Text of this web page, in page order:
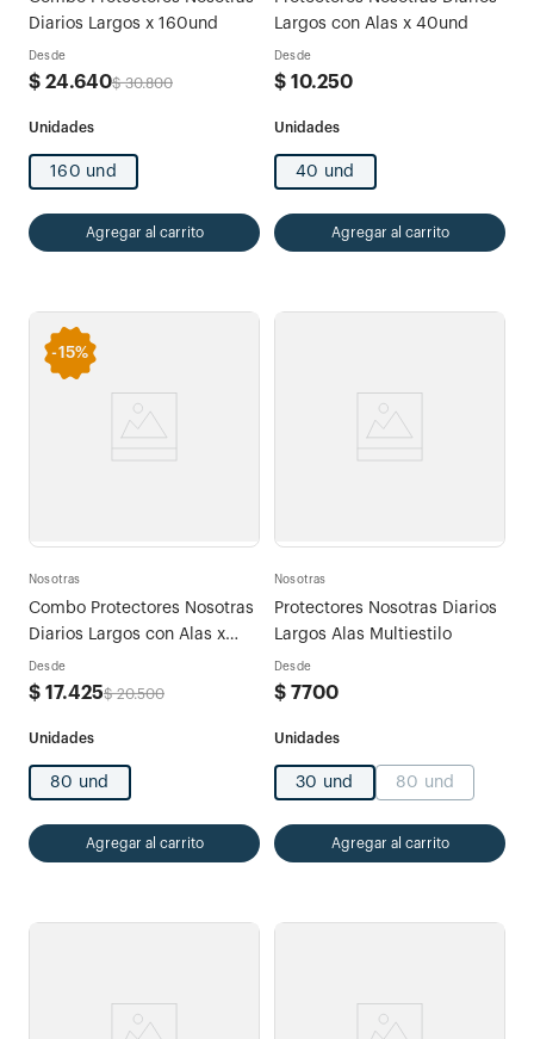
Diarios Largos x 160und
Desde
$ 24.640$ 30.800
160 und
Agregar al carrito
Largos con Alas x 40und
Desde
$ 10.250
40 und
Agregar al carrito
-15%
Nosotras
Combo Protectores Nosotras
Diarios Largos con Alas x
80und
Desde
$ 17.425$ 20.500
80 und
Agregar al carrito
Nosotras
Protectores Nosotras Diarios
Largos Alas Multiestilo
Desde
$ 7700
30 und 80 und
Agregar al carrito